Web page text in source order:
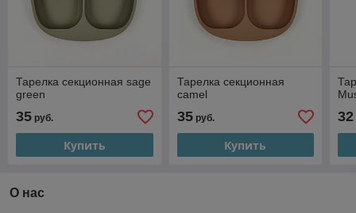
Тарелка секционная sage
green
35 руб.
Купить
Тарелка секционная
camel
35руб.
Купить
32
О нас